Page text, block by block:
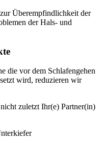
Überempfindlichkeit der
der Hals- und
die vor dem Schlafengehen
wird, reduzieren wir
zuletzt Ihr(e) Partner(in)